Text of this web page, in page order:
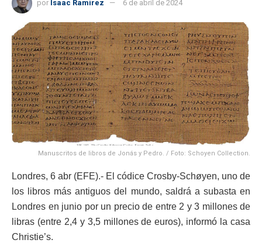
por Isaac Ramirez 6 de abril de 2024
Manuscritos de libros de Jonás y Pedro. / Foto: Schoyen Collection.
Londres, 6 abr (EFE).- El códice Crosby-Schøyen, uno de
los libros más antiguos del mundo, saldrá a subasta en
Londres en junio por un precio de entre 2 y 3 millones de
libras (entre 2,4 y 3,5 millones de euros), informó la casa
Christie’s.